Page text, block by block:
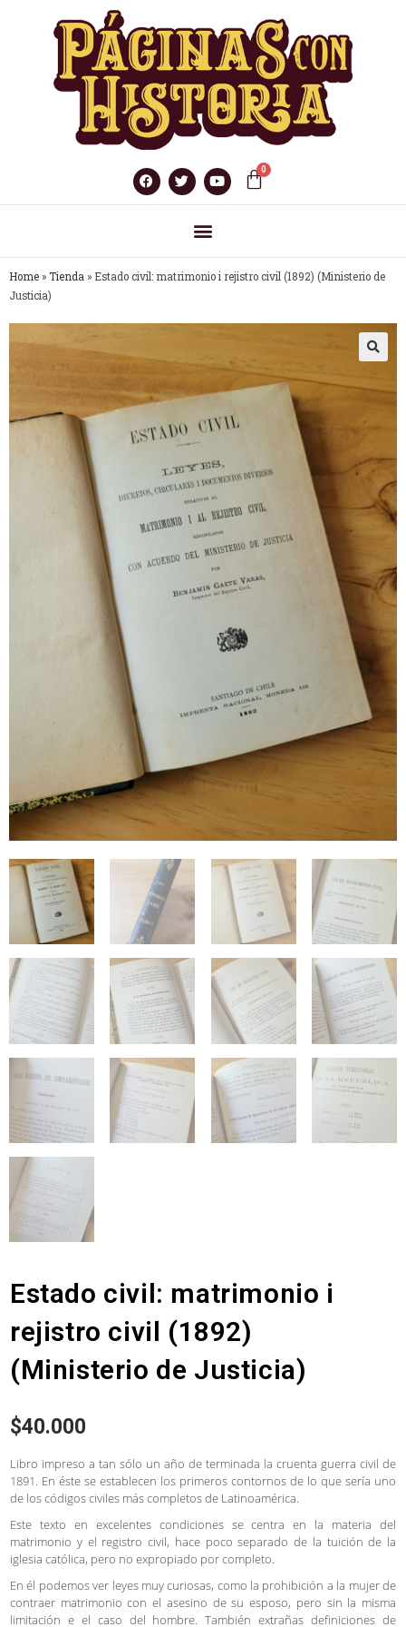
Home » Tienda » Estado civil: matrimonio i rejistro civil (1892) (Ministerio de
Justicia)
Estado civil: matrimonio i
rejistro civil (1892)
(Ministerio de Justicia)
$40.000
Libro impreso a tan sólo un año de terminada la cruenta guerra civil de
1891. En éste se establecen los primeros contornos de lo que sería uno
de los códigos civiles más completos de Latinoamérica.
Este texto en excelentes condiciones se centra en la materia del
matrimonio y el registro civil, hace poco separado de la tuición de la
iglesia católica, pero no expropiado por completo.
En él podemos ver leyes muy curiosas, como la prohibición a la mujer de
contraer matrimonio con el asesino de su esposo, pero sin la misma
limitación e el caso del hombre. También extrañas definiciones de